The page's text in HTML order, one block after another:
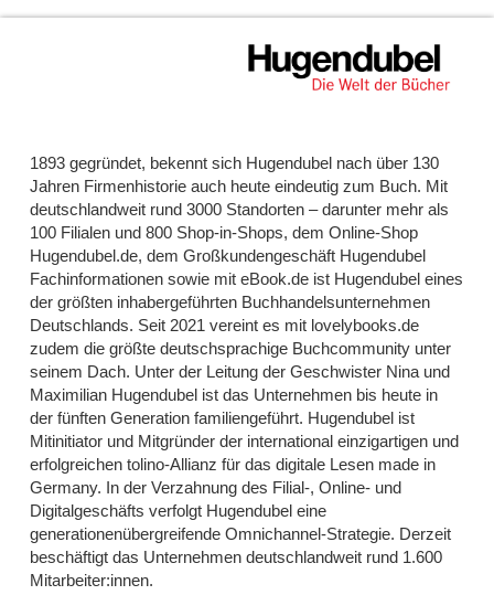
1893 gegründet, bekennt sich Hugendubel nach über 130
Jahren Firmenhistorie auch heute eindeutig zum Buch. Mit
deutschlandweit rund 3000 Standorten – darunter mehr als
100 Filialen und 800 Shop-in-Shops, dem Online-Shop
Hugendubel.de, dem Großkundengeschäft Hugendubel
Fachinformationen sowie mit eBook.de ist Hugendubel eines
der größten inhabergeführten Buchhandelsunternehmen
Deutschlands. Seit 2021 vereint es mit lovelybooks.de
zudem die größte deutschsprachige Buchcommunity unter
seinem Dach. Unter der Leitung der Geschwister Nina und
Maximilian Hugendubel ist das Unternehmen bis heute in
der fünften Generation familiengeführt. Hugendubel ist
Mitinitiator und Mitgründer der international einzigartigen und
erfolgreichen tolino-Allianz für das digitale Lesen made in
Germany. In der Verzahnung des Filial-, Online- und
Digitalgeschäfts verfolgt Hugendubel eine
generationenübergreifende Omnichannel-Strategie. Derzeit
beschäftigt das Unternehmen deutschlandweit rund 1.600
Mitarbeiter:innen.